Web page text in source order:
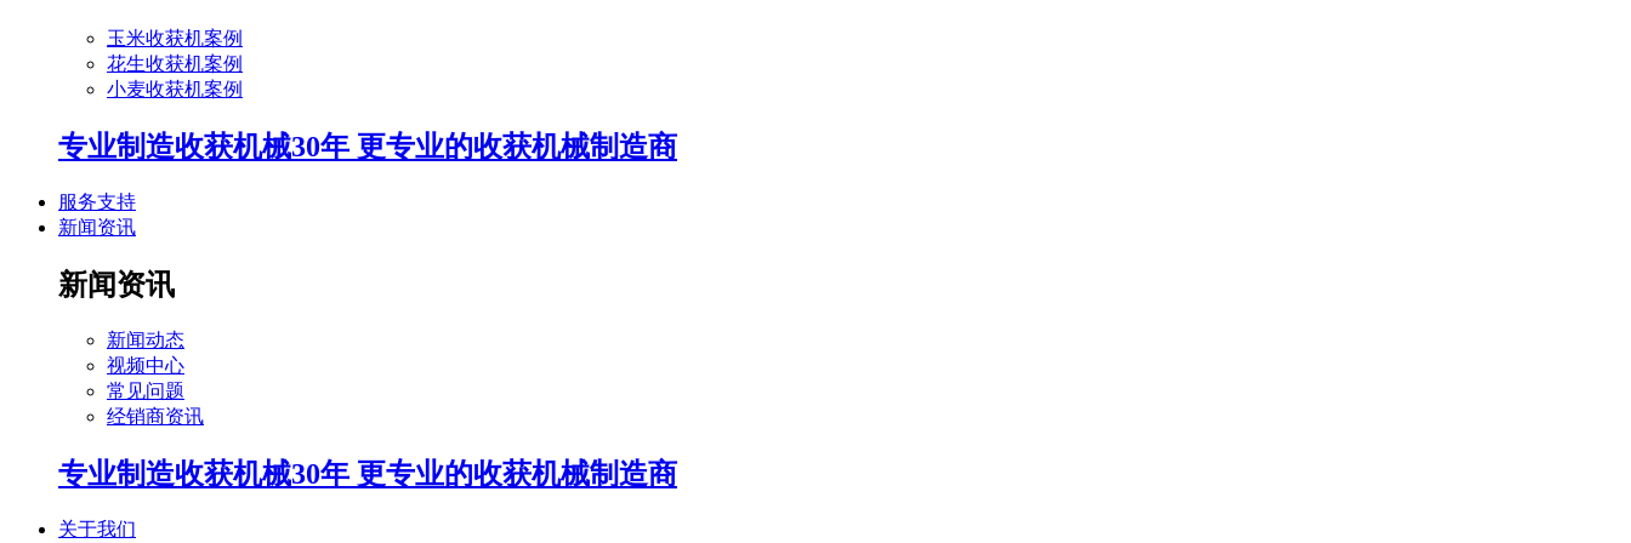
玉米收获机案例
花生收获机案例
小麦收获机案例
专业制造收获机械30年 更专业的收获机械制造商
服务支持
新闻资讯
新闻资讯
新闻动态
视频中心
常见问题
经销商资讯
专业制造收获机械30年 更专业的收获机械制造商
关于我们